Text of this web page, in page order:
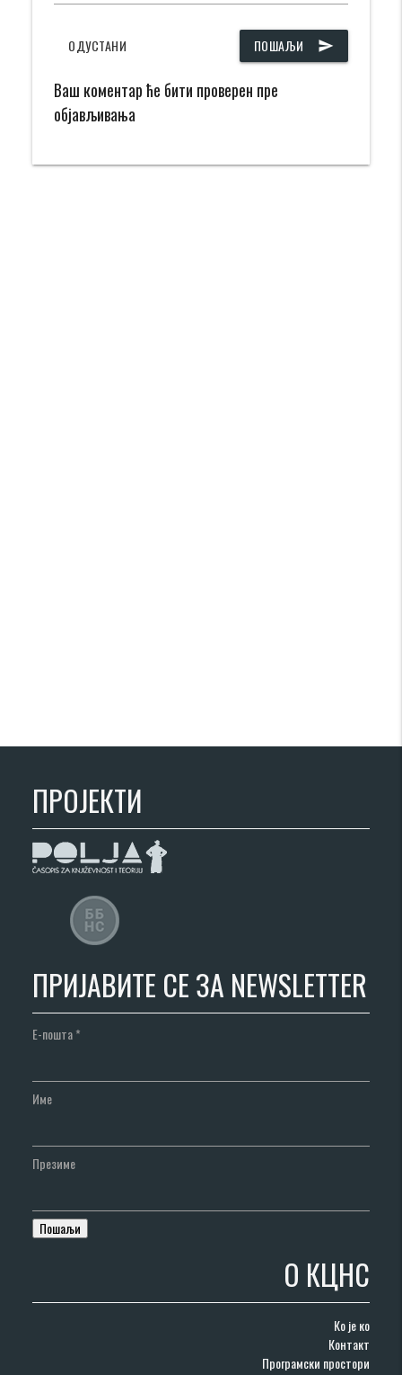
ПОШАЉИ send
ОДУСТАНИ
Ваш коментар ће бити проверен пре
објављивања
ПРОЈЕКТИ
ПРИЈАВИТЕ СЕ ЗА NEWSLETTER
Е-пошта*
Име
Презиме
О КЦНС
Ко је ко
Контакт
Програмски простори